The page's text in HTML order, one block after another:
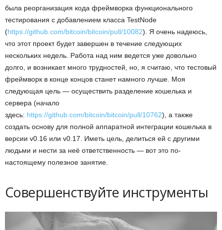
была реорганизация кода фреймворка функционального
тестирования с добавлением класса TestNode
(https://github.com/bitcoin/bitcoin/pull/10082). Я очень надеюсь,
что этот проект будет завершен в течение следующих
нескольких недель. Работа над ним ведется уже довольно
долго, и возникает много трудностей, но, я считаю, что тестовый
фреймворк в конце концов станет намного лучше. Моя
следующая цель — осуществить разделение кошелька и
сервера (начало
здесь: https://github.com/bitcoin/bitcoin/pull/10762), а также
создать основу для полной аппаратной интеграции кошелька в
версии v0.16 или v0.17. Иметь цель, делиться ей с другими
людьми и нести за неё ответственность — вот это по-
настоящему полезное занятие.
Совершенствуйте инструменты